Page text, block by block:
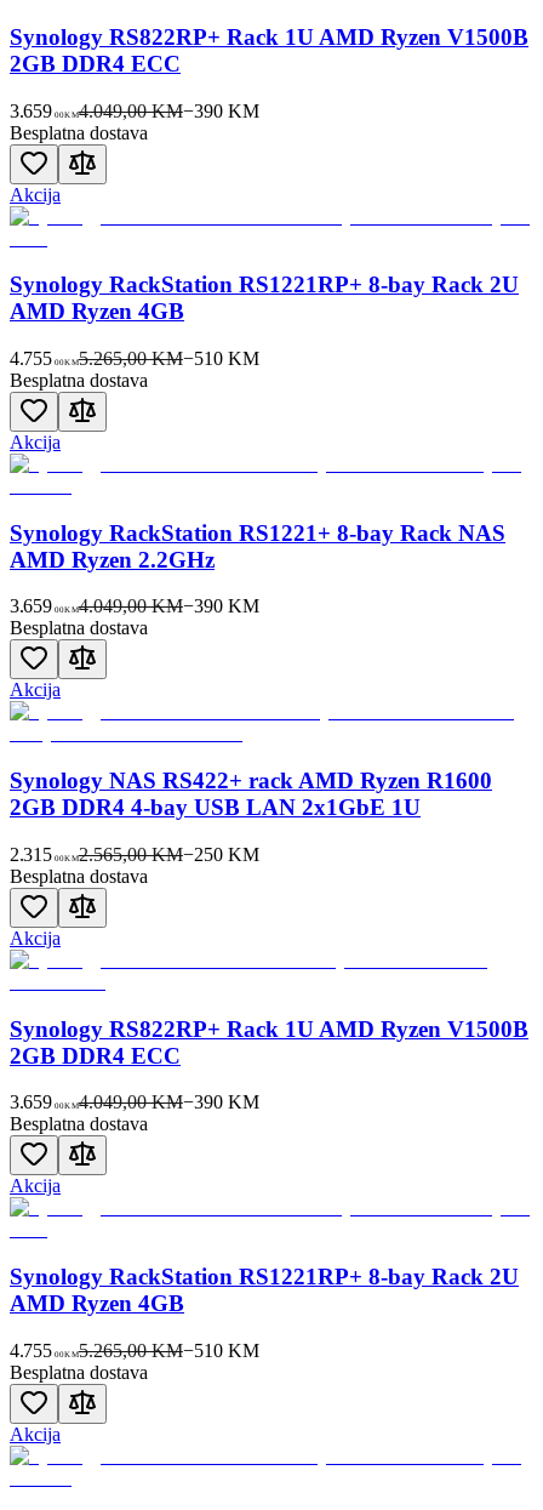
Synology RS822RP+ Rack 1U AMD Ryzen V1500B
2GB DDR4 ECC
3.659 00KM4.049,00 KM−390KM
Besplatna dostava
Akcija
Synology RackStation RS1221RP+ 8-bay Rack 2U
AMD Ryzen 4GB
4.755 00KM5.265,00 KM−510KM
Besplatna dostava
Akcija
Synology RackStation RS1221+ 8-bay Rack NAS
AMD Ryzen 2.2GHz
3.659 00KM4.049,00 KM−390KM
Besplatna dostava
Akcija
Synology NAS RS422+ rack AMD Ryzen R1600
2GB DDR4 4-bay USB LAN 2x1GbE 1U
2.315 00KM2.565,00 KM−250KM
Besplatna dostava
Akcija
Synology RS822RP+ Rack 1U AMD Ryzen V1500B
2GB DDR4 ECC
3.659 00KM4.049,00 KM−390KM
Besplatna dostava
Akcija
Synology RackStation RS1221RP+ 8-bay Rack 2U
AMD Ryzen 4GB
4.755 00KM5.265,00 KM−510KM
Besplatna dostava
Akcija